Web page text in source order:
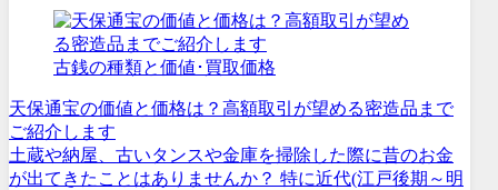
古銭の種類と価値･買取価格
天保通宝の価値と価格は？高額取引が望める密造品まで
ご紹介します
土蔵や納屋、古いタンスや金庫を掃除した際に昔のお金
が出てきたことはありませんか？ 特に近代(江戸後期～明